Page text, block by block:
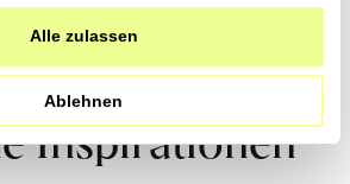
Alle zulassen
Ablehnen
0% Zusatzstoffe.
Inspirationen